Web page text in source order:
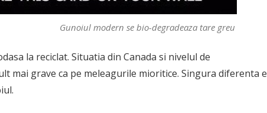
Gunoiul modern se bio-degradeaza tare greu
la reciclat. Situatia din Canada si nivelul de
mai grave ca pe meleagurile mioritice. Singura diferenta e